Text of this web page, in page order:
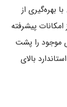
بهره‌گیری از
امکانات پیشرفته
موجود را پشت
بالای